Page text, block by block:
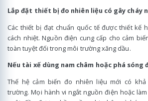
Lắp đặt thiết bị đo nhiên liệu có gây cháy
Các thiết bị đạt chuẩn quốc tế được thiết kế
cách nhiệt. Nguồn điện cung cấp cho cảm
toàn tuyệt đối trong môi trường xăng dầu.
Nếu tài xế dùng nam châm hoặc phá sóng
Thế hệ cảm biến đo nhiên liệu mới có
trường. Mọi hành vi ngắt nguồn điện hoặc